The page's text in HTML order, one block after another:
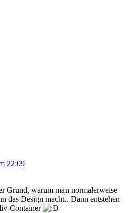
22:09
Grund, warum man normalerweise
das Design macht.. Dann entstehen
Container